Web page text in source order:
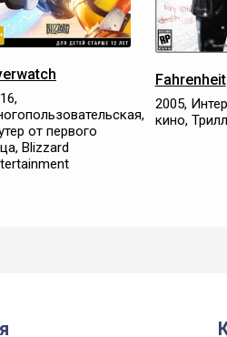
от первого
Blizzard
Fahrenheit
2005,
кино,